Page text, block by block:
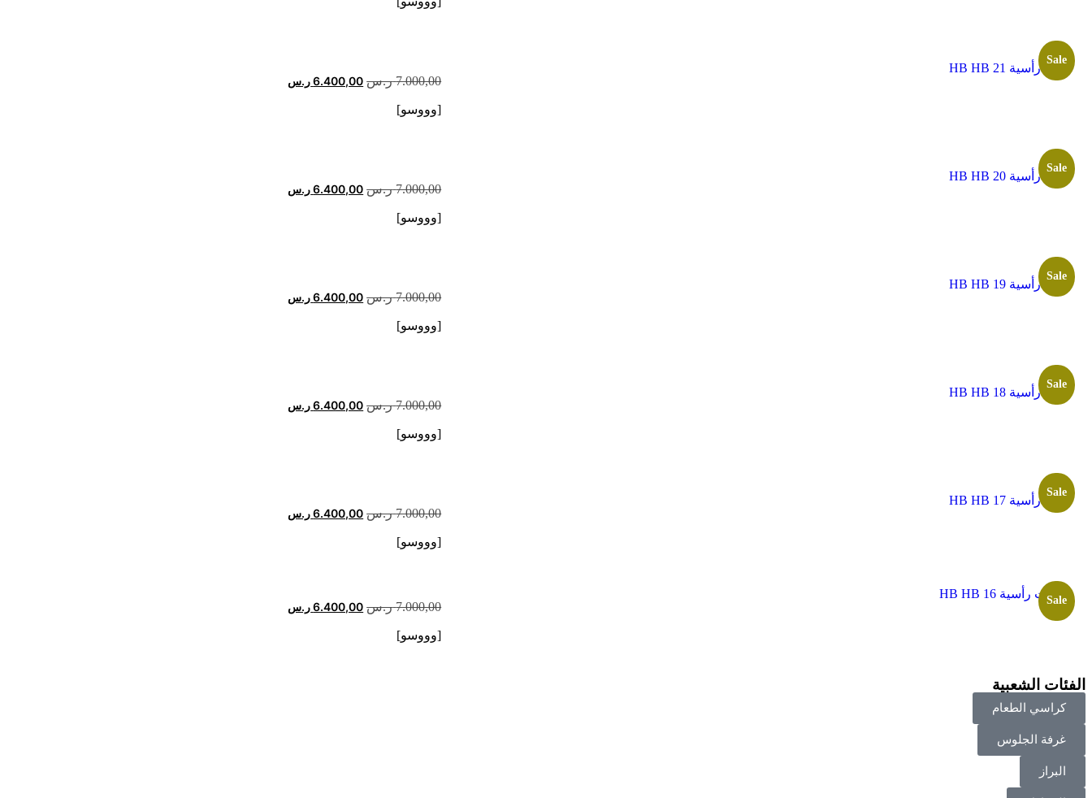
Sale
ألواح رأسية HB HB 21
7.000,00 ر.س 6.400,00ر.س
[وووسو]
Sale
ألواح رأسية HB HB 20
7.000,00 ر.س 6.400,00ر.س
[وووسو]
Sale
ألواح رأسية HB HB 19
7.000,00 ر.س 6.400,00ر.س
[وووسو]
Sale
ألواح رأسية HB HB 18
7.000,00 ر.س 6.400,00ر.س
[وووسو]
Sale
ألواح رأسية HB HB 17
7.000,00 ر.س 6.400,00ر.س
[وووسو]
Sale
لوحات رأسية HB HB 16
7.000,00 ر.س 6.400,00ر.س
[وووسو]
الفئات الشعبية
كراسي الطعام
غرفة الجلوس
البراز